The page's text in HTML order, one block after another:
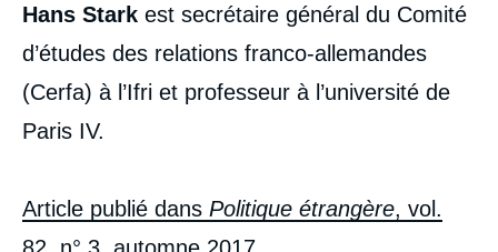
Hans Stark est secrétaire général du Comité
d’études des relations franco-allemandes
(Cerfa) à l’Ifri et professeur à l’université de
Paris IV.
Article publié dans Politique étrangère, vol.